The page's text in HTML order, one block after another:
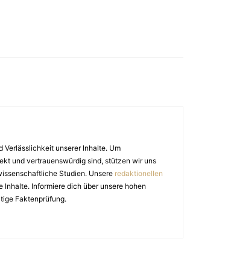
Verlässlichkeit unserer Inhalte. Um
und vertrauenswürdig sind, stützen wir uns
Studien. Unsere redaktionellen
Informiere dich über unsere hohen
Faktenprüfung.